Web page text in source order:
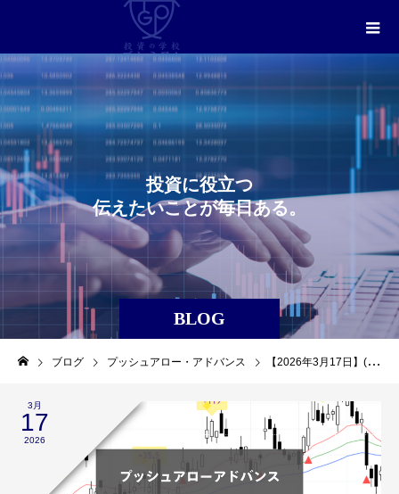
BLOG
投資に役立つ
伝え たいことが毎日ある。
ブログ プッシュアロー・アドバンス 【2026年3月17日】(6920)(レーザーテック)を利益確定しました。（プッシュアロー・アドバンス）
3月
17
2026